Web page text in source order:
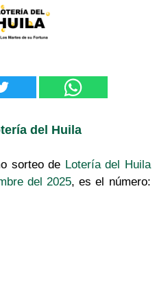
del Huila
sorteo de Lotería del Huila
del 2025, es el número: